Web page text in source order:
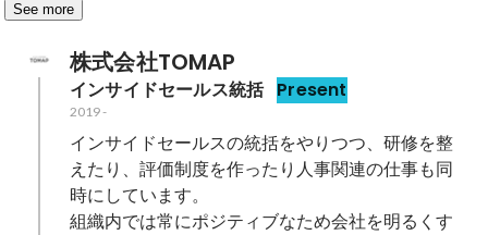
See more
株式会社TOMAP
インサイドセールス統括 Present
2019-
インサイドセールスの統括をやりつつ、研修を整
えたり、評価制度を作ったり人事関連の仕事も同
時にしています。
組織内では常にポジティブなため会社を明るくす